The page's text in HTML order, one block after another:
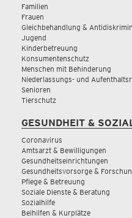
Familien
Frauen
Gleichbehandlung &
Jugend
Kinderbetreuung
Konsumentenschutz
Menschen mit Behinderung
Niederlassungs- und
Senioren
Tierschutz
GESUNDHEIT &
Coronavirus
Amtsarzt & Bewilligungen
Gesundheitseinrichtungen
Gesundheitsvorsorge &
Pflege & Betreuung
Soziale Dienste & Beratung
Sozialhilfe
Beihilfen & Kurplätze